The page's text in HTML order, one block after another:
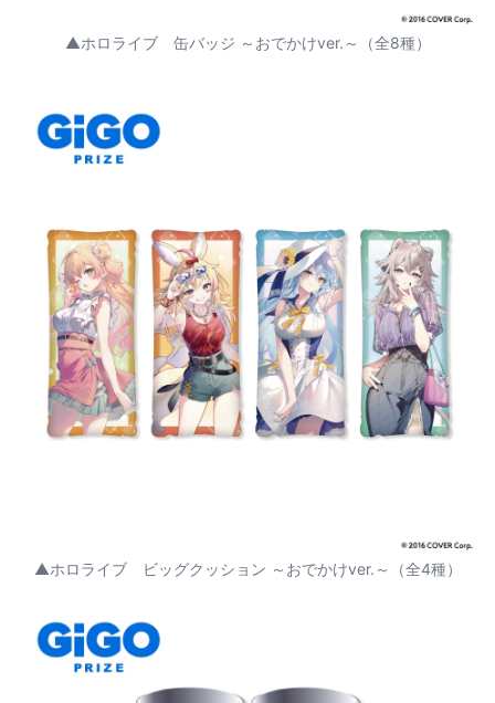
▲ホロライブ 缶バッジ ～おでかけver.～（全8種）
▲ホロライブ ビッグクッション ～おでかけver.～（全4種）